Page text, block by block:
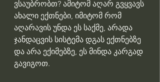
ვსაუბრობთ? ამიტომ აღარ გვყვავს
ახალი ექთნები, იმიტომ რომ
აღარავის უნდა ეს საქმე, არადა
ჯანდაცვის სისტემა დგას ექთნებზე
და არა ექიმებზე, ეს მინდა კარგად
გავიგოთ.